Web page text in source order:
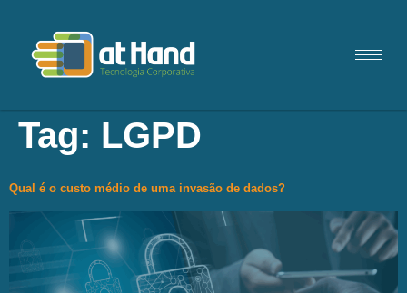
Tag: LGPD
Qual é o custo médio de uma invasão de dados?